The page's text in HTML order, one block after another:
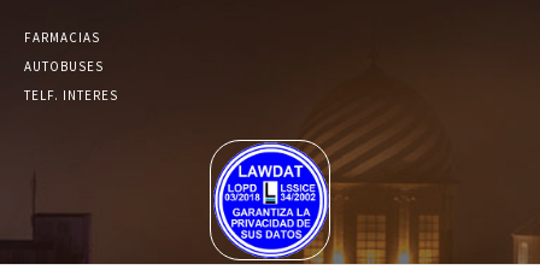
FARMACIAS
AUTOBUSES
TELF. INTERES